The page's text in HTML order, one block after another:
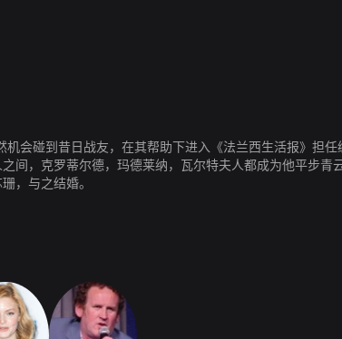
会碰到昔日战友，在其帮助下进入《法兰西生活报》担
间，克罗蒂尔德，玛德莱纳，瓦尔特夫人都成为他平步青
，与之结婚。